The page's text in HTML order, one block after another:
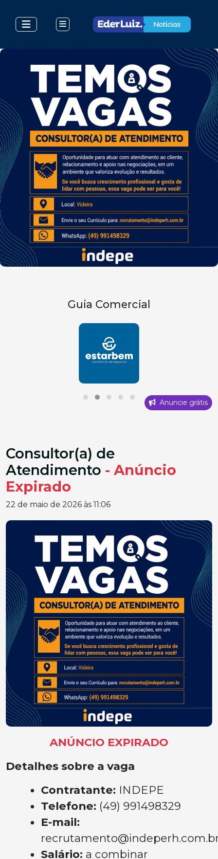
Guia Comercial
Anuncie grátis
Consultor(a) de
Atendimento - Anúncio
Expirado
22 de maio de 2026 às 11:06
ANÚNCIO EXPIRADO
Detalhes sobre a vaga
Contratante: INDEPE
Telefone: (49) 991498329
E-mail:
Salário: a combinar